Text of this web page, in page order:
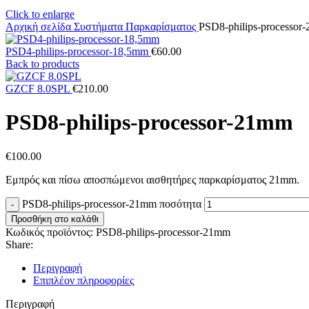
Click to enlarge
Αρχική σελίδα Συστήματα Παρκαρίσματος PSD8-philips-processor-
PSD4-philips-processor-18,5mm €60.00
Back to products
GZCF 8.0SPL €210.00
PSD8-philips-processor-21mm
€100.00
Εμπρός και πίσω αποσπώμενοι αισθητήρες παρκαρίσματος 21mm.
PSD8-philips-processor-21mm ποσότητα
Προσθήκη στο καλάθι
Κωδικός προϊόντος: PSD8-philips-processor-21mm
Share:
Περιγραφή
Επιπλέον πληροφορίες
Περιγραφή